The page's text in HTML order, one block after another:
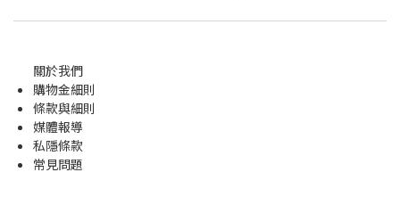
關於我們
購物金細則
條款與細則
媒體報導
私隱條款
常見問題